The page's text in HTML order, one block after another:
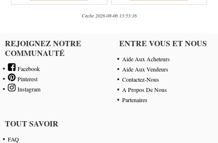
Cache 2026-08-06 13:53:16
REJOIGNEZ NOTRE
COMMUNAUTÉ
Facebook
Pinterest
Instagram
ENTRE VOUS ET NOUS
Aide Aux Acheteurs
Aide Aux Vendeurs
Contactez-Nous
A Propos De Nous
Partenaires
TOUT SAVOIR
FAQ